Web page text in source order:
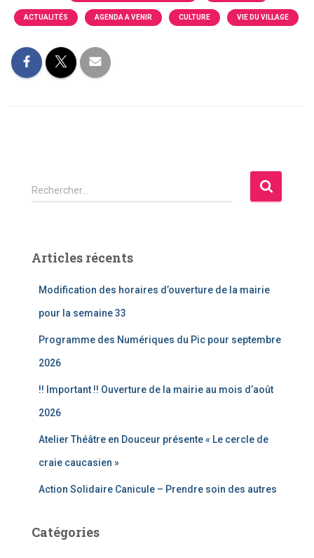
ACTUALITÉS AGENDA A VENIR CULTURE VIE DU VILLAGE
R
e
r
Rechercher…
Articles récents
Modification des horaires d’ouverture de la mairie
pour la semaine 33
Programme des Numériques du Pic pour septembre
2026
!! Important !! Ouverture de la mairie au mois d’août
2026
Atelier Théâtre en Douceur présente « Le cercle de
craie caucasien »
Action Solidaire Canicule – Prendre soin des autres
Catégories